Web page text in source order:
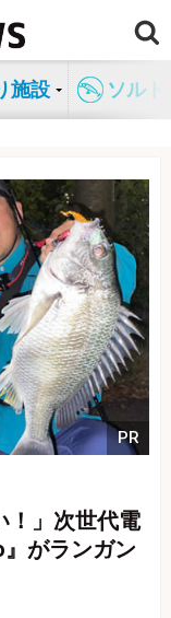
施設 ソル
PR
！」次世代電
がランガン